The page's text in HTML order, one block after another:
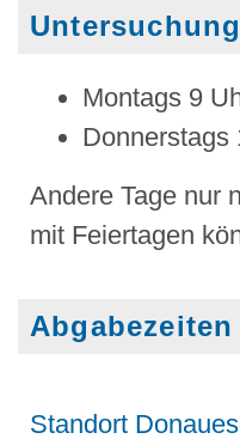
Montags 9
Donnerstags
Andere Tage nur
mit Feiertagen
Standort